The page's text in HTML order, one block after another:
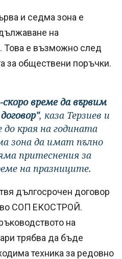
и седма зона е
на
Това е възможно след
за обществени поръчки.
време да вървим
, каза Терзиев и
до края на годината
зона да имат пълно
притеснения за
на празниците.
дългосрочен договор
СОП ЕКОСТРОЙ.
на
трябва да бъде
техника за редовно